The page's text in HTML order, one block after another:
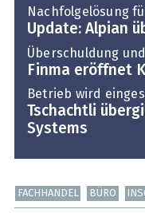
Nachfolgelösung
Update: Alpian
Überschuldung
Finma eröffnet
Betrieb wird
Tschachtli
Systems
FACHHANDEL BÜRO